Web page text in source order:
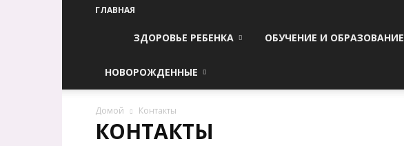
ГЛАВНАЯ
ЗДОРОВЬЕ РЕБЕНКА ОБУЧЕНИЕ И ОБРАЗОВАНИЕ
НОВОРОЖДЕННЫЕ
Домой Контакты
КОНТАКТЫ